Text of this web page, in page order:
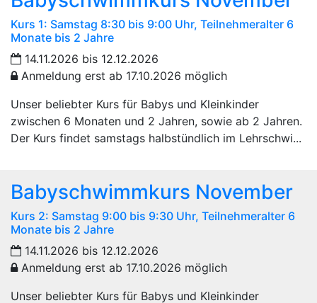
Kurs 1: Samstag 8:30 bis 9:00 Uhr, Teilnehmeralter 6
Monate bis 2 Jahre
14.11.2026 bis 12.12.2026
Anmeldung erst ab 17.10.2026 möglich
Unser beliebter Kurs für Babys und Kleinkinder
zwischen 6 Monaten und 2 Jahren, sowie ab 2 Jahren.
Der Kurs findet samstags halbstündlich im Lehrschwi...
Babyschwimmkurs November
Kurs 2: Samstag 9:00 bis 9:30 Uhr, Teilnehmeralter 6
Monate bis 2 Jahre
14.11.2026 bis 12.12.2026
Anmeldung erst ab 17.10.2026 möglich
Unser beliebter Kurs für Babys und Kleinkinder